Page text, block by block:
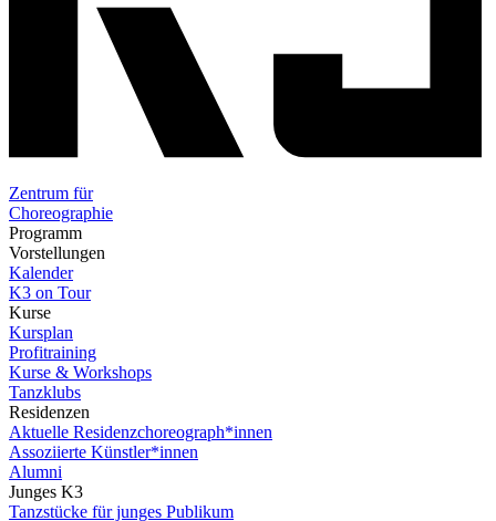
Zentrum für
Choreographie
Programm
Vorstellungen
Kalender
K3 on Tour
Kurse
Kursplan
Profitraining
Kurse & Workshops
Tanzklubs
Residenzen
Aktuelle Residenzchoreograph*innen
Assoziierte Künstler*innen
Alumni
Junges K3
Tanzstücke für junges Publikum